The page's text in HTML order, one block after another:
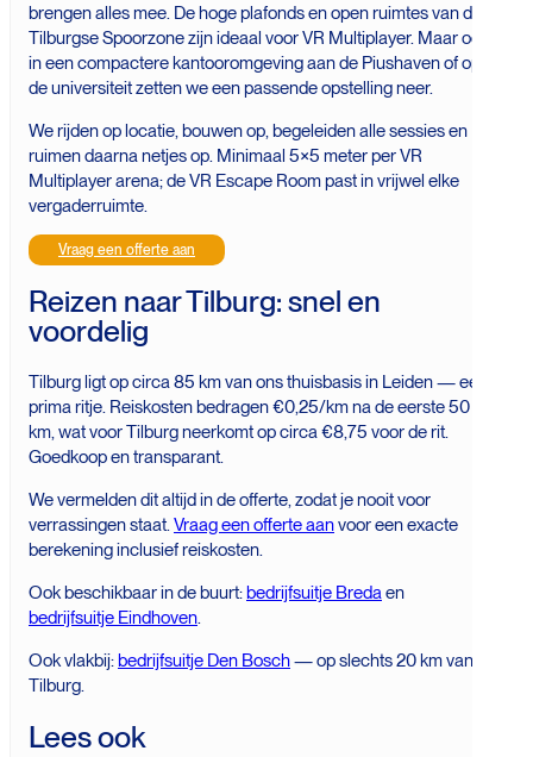
brengen alles mee. De hoge plafonds en open ruimtes van de
Tilburgse Spoorzone zijn ideaal voor VR Multiplayer. Maar ook
in een compactere kantooromgeving aan de Piushaven of op
de universiteit zetten we een passende opstelling neer.
We rijden op locatie, bouwen op, begeleiden alle sessies en
ruimen daarna netjes op. Minimaal 5×5 meter per VR
Multiplayer arena; de VR Escape Room past in vrijwel elke
vergaderruimte.
Vraag een offerte aan
Reizen naar Tilburg: snel en
voordelig
Tilburg ligt op circa 85 km van ons thuisbasis in Leiden — een
prima ritje. Reiskosten bedragen €0,25/km na de eerste 50
km, wat voor Tilburg neerkomt op circa €8,75 voor de rit.
Goedkoop en transparant.
We vermelden dit altijd in de offerte, zodat je nooit voor
verrassingen staat.Vraag een offerte aanvoor een exacte
berekening inclusief reiskosten.
Ook beschikbaar in de buurt:bedrijfsuitje Bredaen
bedrijfsuitje Eindhoven.
Ook vlakbij:bedrijfsuitje Den Bosch— op slechts 20 km van
Tilburg.
Lees ook